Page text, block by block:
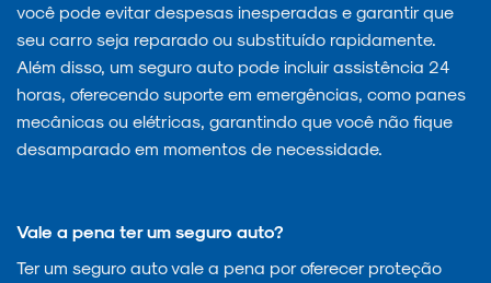
você pode evitar despesas inesperadas e garantir que
seu carro seja reparado ou substituído rapidamente.
Além disso, um seguro auto pode incluir assistência 24
horas, oferecendo suporte em emergências, como panes
mecânicas ou elétricas, garantindo que você não fique
desamparado em momentos de necessidade.
Vale a pena ter um seguro auto?
Ter um seguro auto vale a pena por oferecer proteção